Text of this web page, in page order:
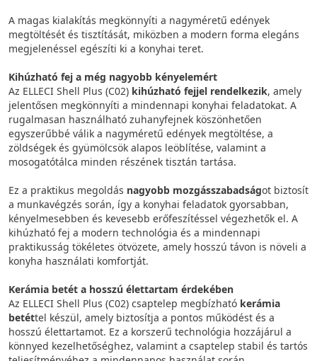
A magas kialakítás megkönnyíti a nagyméretű edények
megtöltését és tisztítását, miközben a modern forma elegáns
megjelenéssel egészíti ki a konyhai teret.
Kihúzható fej a még nagyobb kényelemért
Az ELLECI Shell Plus (C02) kihúzható fejjel rendelkezik, amely
jelentősen megkönnyíti a mindennapi konyhai feladatokat. A
rugalmasan használható zuhanyfejnek köszönhetően
egyszerűbbé válik a nagyméretű edények megtöltése, a
zöldségek és gyümölcsök alapos leöblítése, valamint a
mosogatótálca minden részének tisztán tartása.
Ez a praktikus megoldás nagyobb mozgásszabadságot biztosít
a munkavégzés során, így a konyhai feladatok gyorsabban,
kényelmesebben és kevesebb erőfeszítéssel végezhetők el. A
kihúzható fej a modern technológia és a mindennapi
praktikusság tökéletes ötvözete, amely hosszú távon is növeli a
konyha használati komfortját.
Kerámia betét a hosszú élettartam érdekében
Az ELLECI Shell Plus (C02) csaptelep megbízható kerámia
betéttel készül, amely biztosítja a pontos működést és a
hosszú élettartamot. Ez a korszerű technológia hozzájárul a
könnyed kezelhetőséghez, valamint a csaptelep stabil és tartós